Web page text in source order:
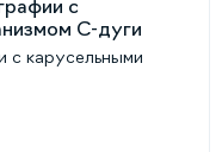
с карусельными